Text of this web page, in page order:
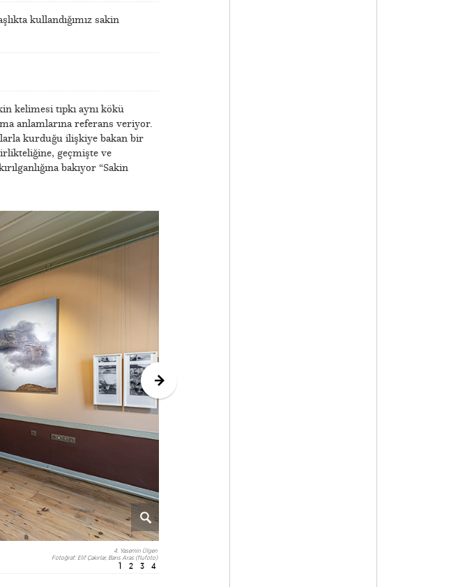
kullandığımız sakin
kelimesi tıpkı aynı kökü
anlamlarına referans veriyor.
kurduğu ilişkiye bakan bir
geçmişte ve
bakıyor “Sakin
1 2 3 4
​4. Yasemin Ülgen
​Fotoğraf: Elif Çakırlar, Barış Aras (flufoto)